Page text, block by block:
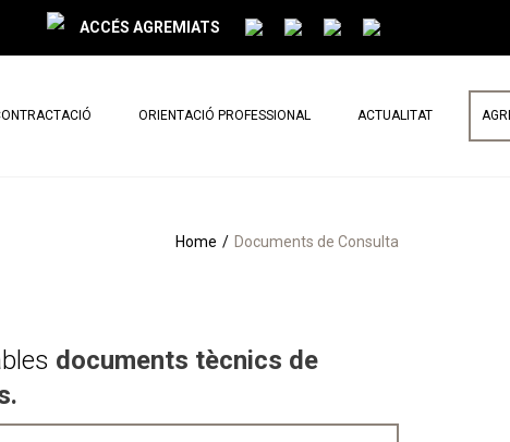
ACCÉS AGREMIATS
ORIENTACIÓ PROFESSIONAL ACTUALITAT
BUTLLETÍ MENSUAL
Home Documents de Consulta
documents tècnics de